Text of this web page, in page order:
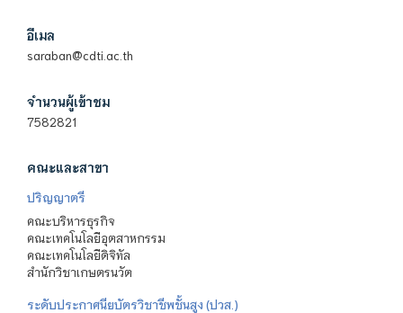
อีเมล
saraban@cdti.ac.th
จำนวนผู้เข้าชม
7582821
คณะและสาขา
ปริญญาตรี
คณะบริหารธุรกิจ
คณะเทคโนโลยีอุตสาหกรรม
คณะเทคโนโลยีดิจิทัล
สำนักวิชาเกษตรนวัต
ระดับประกาศนียบัตรวิชาชีพชั้นสูง (ปวส.)